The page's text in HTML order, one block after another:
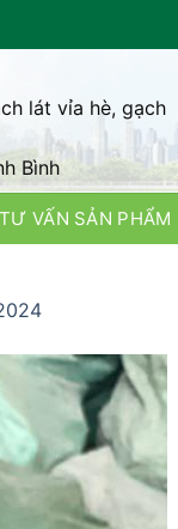
lát vỉa hè, gạch
Bình
TƯ VẤN SẢN PHẨM